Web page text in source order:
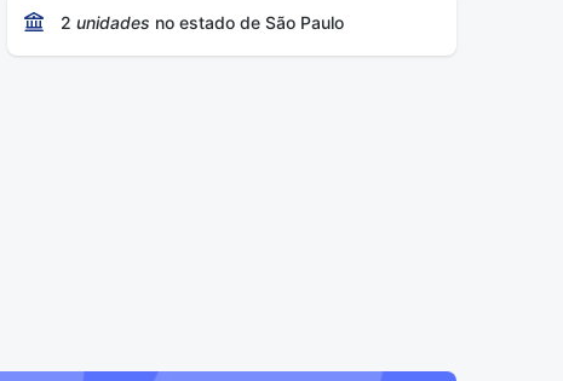
2 unidades no estado de São Paulo